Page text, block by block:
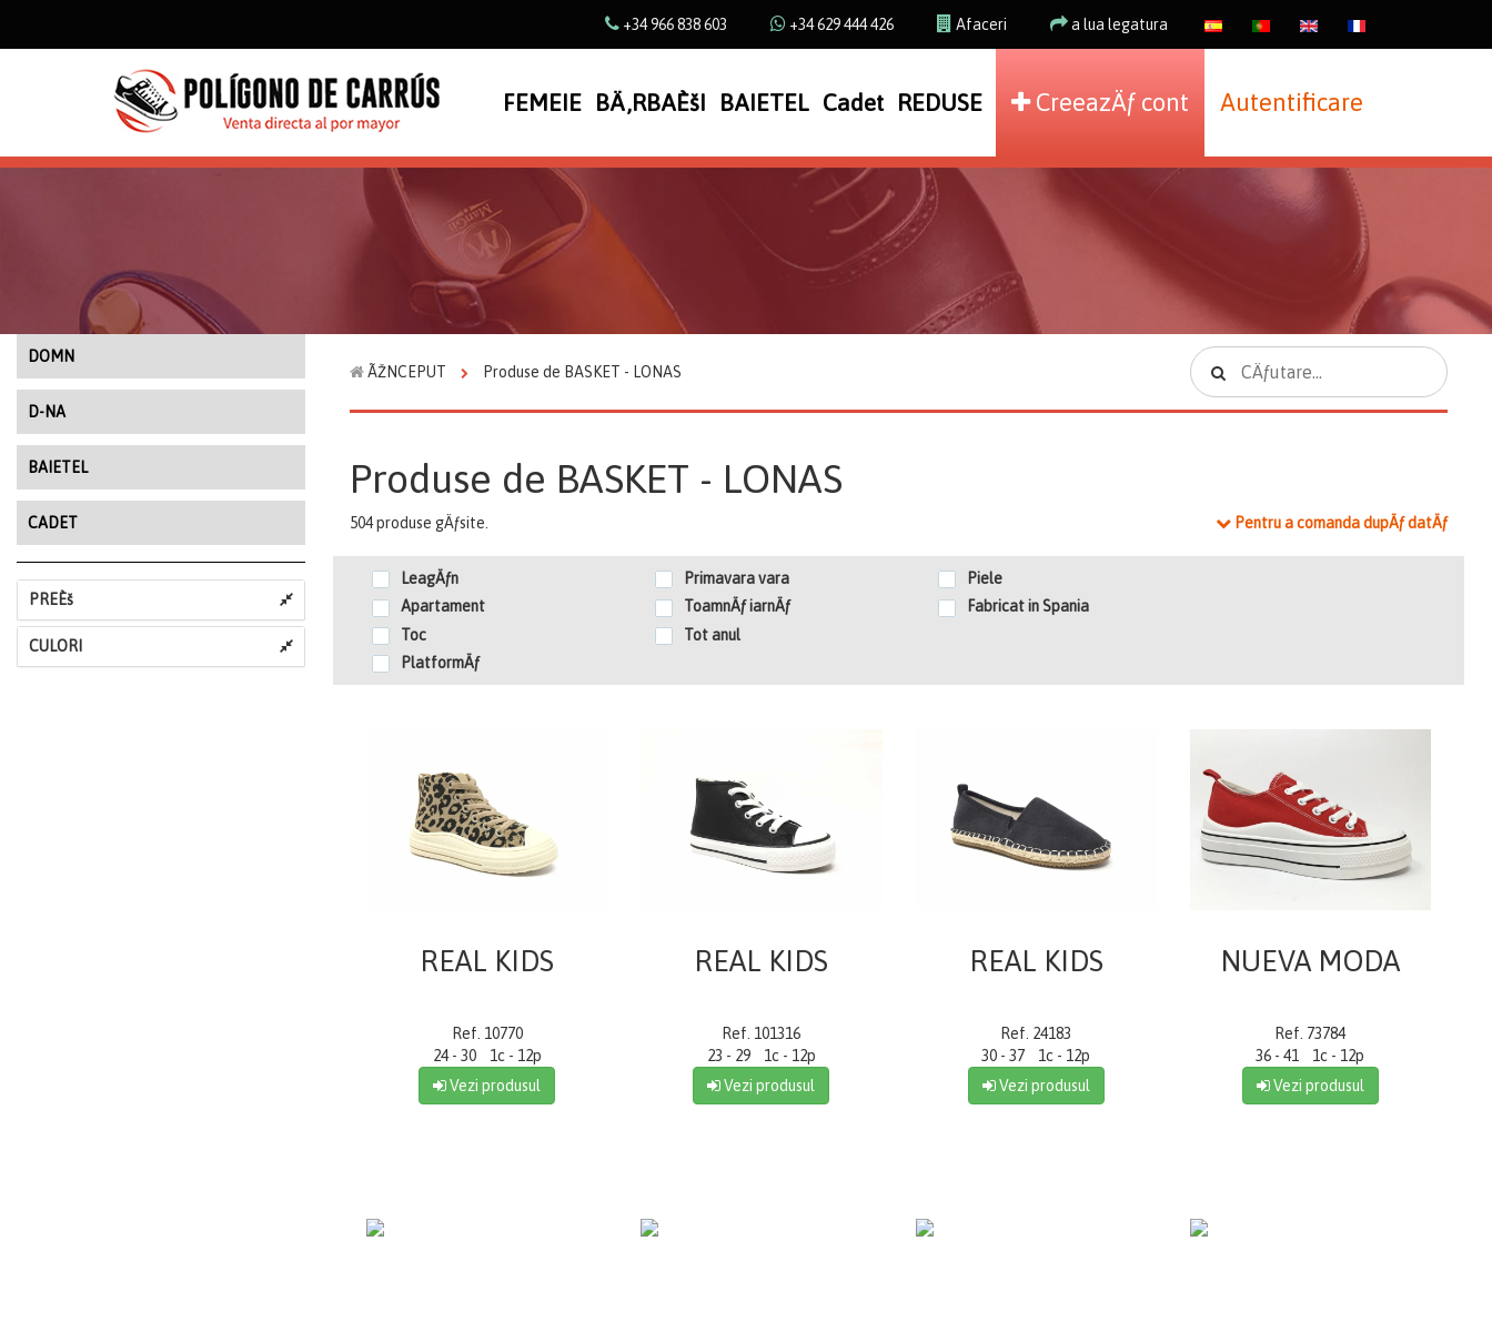
+34 966 838 603 +34 629 444 426 Afaceri a lua legatura
FEMEIE BÄ‚RBAÈšI BAIETEL Cadet REDUSE Autentificare
CreeazÄƒ cont
DOMN
D-NA
BAIETEL
CADET
PREÈš
CULORI
ÃŽNCEPUT Produse de BASKET - LONAS
Produse de BASKET - LONAS
504 produse gÄƒsite. Pentru a comanda dupÄƒ datÄƒ
LeagÄƒn
Apartament
Toc
PlatformÄƒ
Primavara vara
ToamnÄƒ iarnÄƒ
Tot anul
Piele
Fabricat in Spania
REAL KIDS
Ref. 10770
24 - 30 1c - 12p
Vezi produsul
REAL KIDS
Ref. 101316
23 - 29 1c - 12p
Vezi produsul
REAL KIDS
Ref. 24183
30 - 37 1c - 12p
Vezi produsul
NUEVA MODA
Ref. 73784
36 - 41 1c - 12p
Vezi produsul